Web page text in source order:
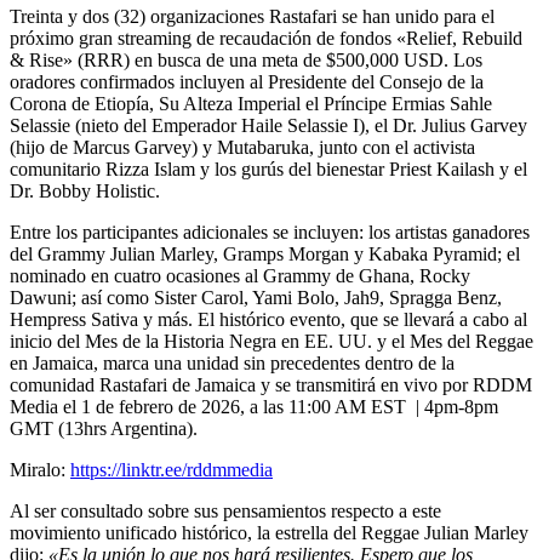
Treinta y dos (32) organizaciones Rastafari se han unido para el
próximo gran streaming de recaudación de fondos «Relief, Rebuild
& Rise» (RRR) en busca de una meta de $500,000 USD. Los
oradores confirmados incluyen al Presidente del Consejo de la
Corona de Etiopía, Su Alteza Imperial el Príncipe Ermias Sahle
Selassie (nieto del Emperador Haile Selassie I), el Dr. Julius Garvey
(hijo de Marcus Garvey) y Mutabaruka, junto con el activista
comunitario Rizza Islam y los gurús del bienestarPriest Kailash y el
Dr. Bobby Holistic.
​Entre los participantes adicionales se incluyen: los artistas ganadores
del Grammy Julian Marley, Gramps Morgan y Kabaka Pyramid; el
nominado en cuatro ocasiones al Grammy de Ghana, Rocky
Dawuni; así como Sister Carol, Yami Bolo, Jah9, Spragga Benz,
Hempress Sativa y más. El histórico evento, que se llevará a cabo al
inicio del Mes de la Historia Negra en EE. UU. y el Mes del Reggae
en Jamaica, marca una unidad sin precedentes dentro de la
comunidad Rastafari de Jamaica y se transmitirá en vivo porRDDM
Media el 1 de febrero de 2026, a las 11:00 AM EST | 4pm-8pm
GMT (13hrs Argentina).
Miralo: https://linktr.ee/rddmmedia
​Al ser consultado sobre sus pensamientos respecto a este
movimiento unificado histórico, la estrella del Reggae Julian Marley
dijo: «Es la unión lo que nos hará resilientes. Espero que los